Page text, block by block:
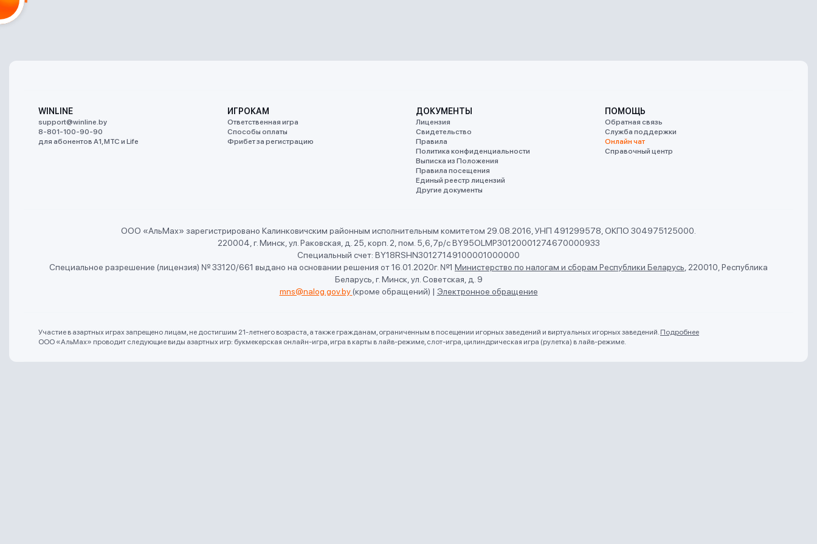
WINLINE
support@winline.by
8-801-100-90-90
для абонентов A1, МТС и Life
ИГРОКАМ
Ответственная игра
Способы оплаты
Фрибет за регистрацию
ДОКУМЕНТЫ
Лицензия
Свидетельство
Правила
Политика конфиденциальности
Выписка из Положения
Правила посещения
Единый реестр лицензий
Другие документы
ПОМОЩЬ
Обратная связь
Служба поддержки
Онлайн чат
Справочный центр
ООО «АльMах» зарегистрировано Калинковичским районным исполнительным комитетом 29.08.2016, УНП 491299578, ОКПО 304975125000.
220004, г. Минск, ул. Раковская, д. 25, корп. 2, пом. 5,6,7р/с BY95OLMP30120001274670000933
Специальный счет: BY18RSHN30127149100001000000
Специальное разрешение (лицензия) № 33120/661 выдано на основании решения от 16.01.2020г. №1 Министерство по налогам и сборам Республики Беларусь 220010, Республика
Беларусь, г. Минск, ул. Советская, д. 9
mns@nalog.gov.by (кроме обращений) | Электронное обращение
Участие в азартных играх запрещено лицам, не достигшим 21-летнего возраста, а также гражданам, ограниченным в посещении игорных заведений и виртуальных игорных заведений. Подробнее
ООО «АльМах» проводит следующие виды азартных игр: букмекерская онлайн-игра, игра в карты в лайв-режиме, слот-игра, цилиндрическая игра (рулетка) в лайв-режиме.